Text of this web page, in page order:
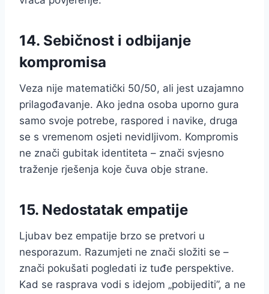
14. Sebičnost i odbijanje
kompromisa
Veza nije matematički 50/50, ali jest uzajamno
prilagođavanje. Ako jedna osoba uporno gura
samo svoje potrebe, raspored i navike, druga
se s vremenom osjeti nevidljivom. Kompromis
ne znači gubitak identiteta – znači svjesno
traženje rješenja koje čuva obje strane.
15. Nedostatak empatije
Ljubav bez empatije brzo se pretvori u
nesporazum. Razumjeti ne znači složiti se –
znači pokušati pogledati iz tuđe perspektive.
Kad se rasprava vodi s idejom „pobijediti”, a ne